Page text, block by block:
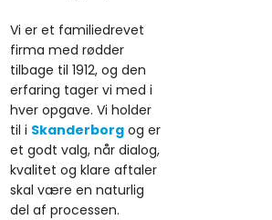
Vi er et familiedrevet
firma med rødder
tilbage til 1912, og den
erfaring tager vi med i
hver opgave. Vi holder
til i Skanderborgog er
et godt valg, når dialog,
kvalitet og klare aftaler
skal være en naturlig
del af processen.